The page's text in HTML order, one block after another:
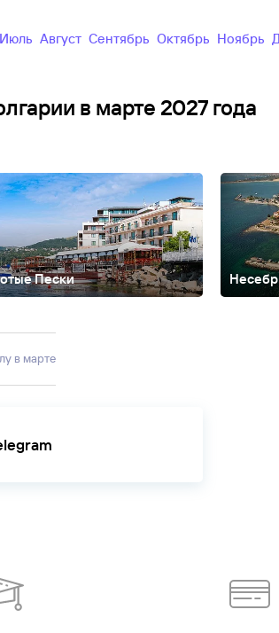
Июль Август Сентябрь Октябрь Ноябрь
в марте 2027 года
Пески Несебр
в марте